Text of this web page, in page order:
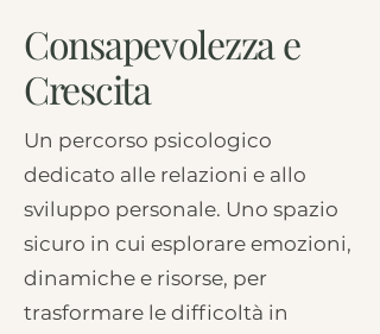
Consapevolezza e
Crescita
Un percorso psicologico
dedicato alle relazioni e allo
sviluppo personale. Uno spazio
sicuro in cui esplorare emozioni,
dinamiche e risorse, per
trasformare le difficoltà in